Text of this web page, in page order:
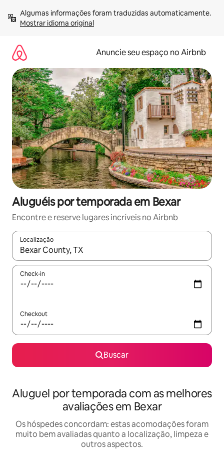
para
Mostrar idioma original
Anuncie seu espaço no Airbnb
Aluguéis por temporada em Bexar
Encontre e reserve lugares incríveis no Airbnb
Localização
Quando os resultados estiverem disponíveis, explore-os
Check-in
Checkout
Buscar
Aluguel por temporada com as melhores
avaliações em Bexar
Os hóspedes concordam: estas acomodações foram
muito bem avaliadas quanto a localização, limpeza e
outros aspectos.